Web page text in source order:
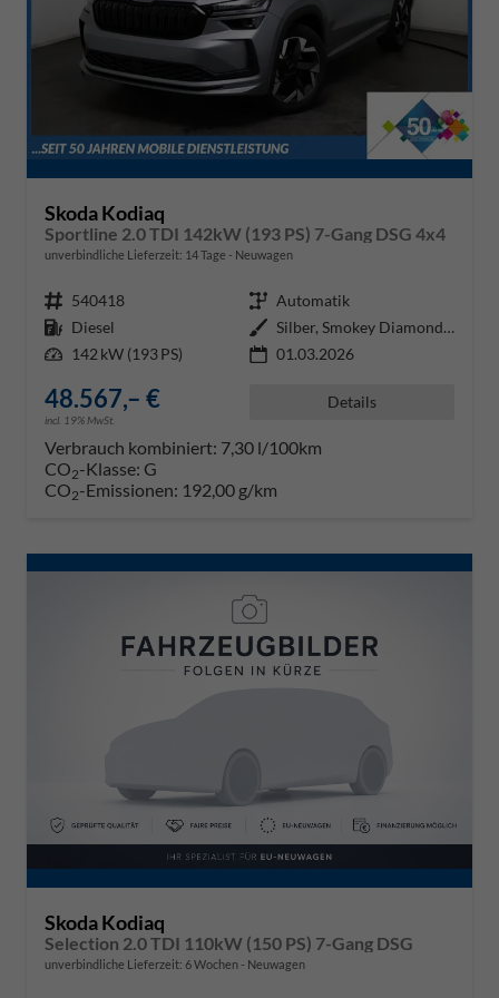
Skoda Kodiaq
Sportline 2.0 TDI 142kW (193 PS) 7-Gang DSG 4x4
unverbindliche Lieferzeit: 14 Tage Neuwagen
Fahrzeugnr. 540418 Getriebe Automatik
Kraftstoff Diesel Außenfarbe
Silber, Smokey Diamond-Silber Me
Leistung 142 kW (193 PS) 01.03.2026
48.567,– €
incl. 19% MwSt.
Details
Verbrauch kombiniert: 7,30 l/100km
CO2-Klasse: G
CO2-Emissionen: 192,00 g/km
Skoda Kodiaq
Selection 2.0 TDI 110kW (150 PS) 7-Gang DSG
unverbindliche Lieferzeit: 6 Wochen Neuwagen